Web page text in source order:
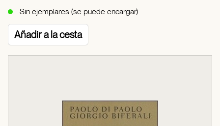
Sin ejemplares (se puede encargar)
Añadir a la cesta